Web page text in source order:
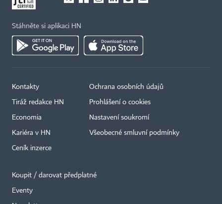
Stáhněte si aplikaci HN
Kontakty
Tiráž redakce HN
Economia
Kariéra v HN
Ceník inzerce
Ochrana osobních údajů
Prohlášení o cookies
Nastavení soukromí
Všeobecné smluvní podmínky
Koupit / darovat předplatné
Eventy